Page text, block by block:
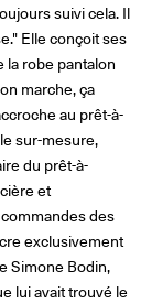
suivi cela. Il
Elle conçoit ses
robe pantalon
marche, ça
au prêt-à-
sur-mesure,
du prêt-à-
et
des
exclusivement
Simone Bodin,
lui avait trouvé le